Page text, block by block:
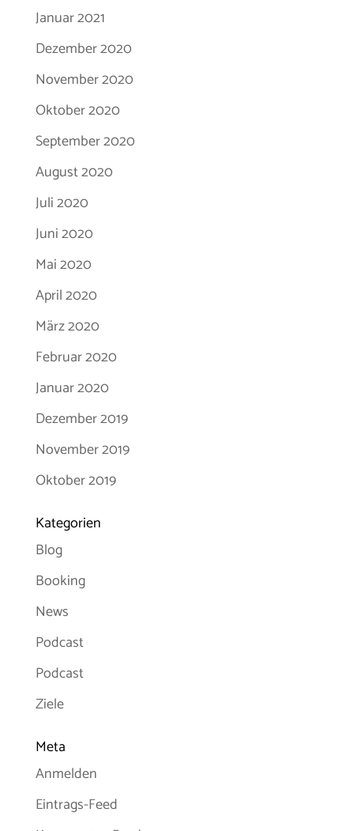
Januar 2021
Dezember 2020
November 2020
Oktober 2020
September 2020
August 2020
Juli 2020
Juni 2020
Mai 2020
April 2020
März 2020
Februar 2020
Januar 2020
Dezember 2019
November 2019
Oktober 2019
Kategorien
Blog
Booking
News
Podcast
Podcast
Ziele
Meta
Anmelden
Eintrags-Feed